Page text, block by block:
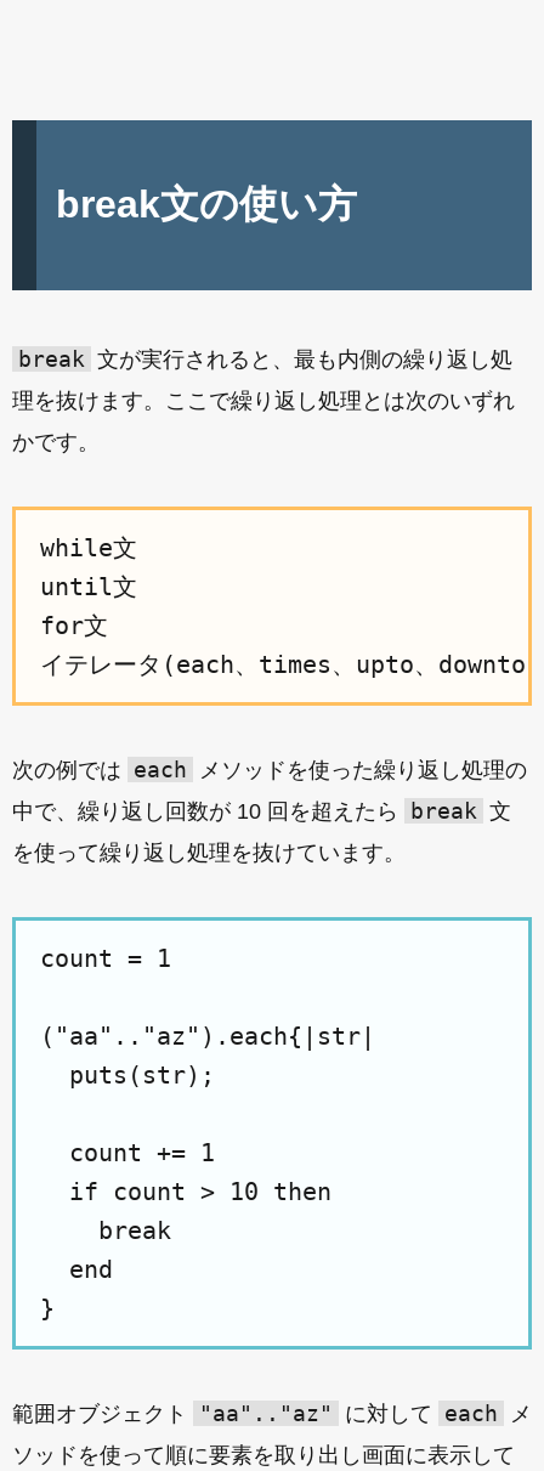
break文の使い方
break 文が実行されると、最も内側の繰り返し処
理を抜けます。ここで繰り返し処理とは次のいずれ
かです。
while文
until文
for文
次の例では each
メソッドを使った繰り返し処理の
中で、繰り返し回数が 10 回を超えたら
break 文
を使って繰り返し処理を抜けています。
count = 1
("aa".."az").each{|str|
  puts(str);
  count += 1
  if count > 10 then
    break
  end
範囲オブジェクト "aa".."az" に対して each
メ
ソッドを使って順に要素を取り出し画面に表示して